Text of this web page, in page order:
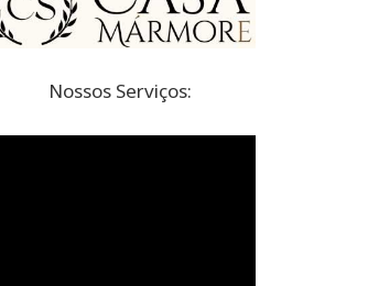
Nossos Serviços: